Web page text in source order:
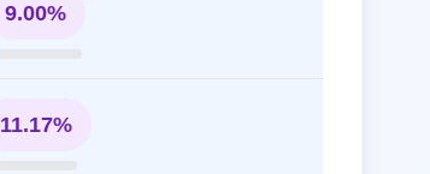
9.00%
11.17%